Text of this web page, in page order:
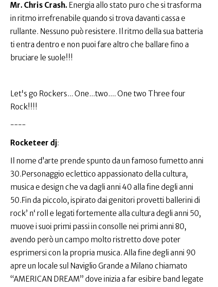
Mr. Chris Crash. Energia allo stato puro che si trasforma
in ritmo irrefrenabile quando si trova davanti cassa e
rullante. Nessuno può resistere. Il ritmo della sua batteria
ti entra dentro e non puoi fare altro che ballare fino a
bruciare le suole!!!
Let's go Rockers... One...two.... One two Three four
Rock!!!!
----
Rocketeer dj:
Il nome d’arte prende spunto da un famoso fumetto anni
30.Personaggio eclettico appassionato della cultura,
musica e design che va dagli anni 40 alla fine degli anni
50.Fin da piccolo, ispirato dai genitori provetti ballerini di
rock’ n‘ roll e legati fortemente alla cultura degli anni 50,
muove i suoi primi passi in consolle nei primi anni 80,
avendo però un campo molto ristretto dove poter
esprimersi con la propria musica. Alla fine degli anni 90
apre un locale sul Naviglio Grande a Milano chiamato
“AMERICAN DREAM” dove inizia a far esibire band legate